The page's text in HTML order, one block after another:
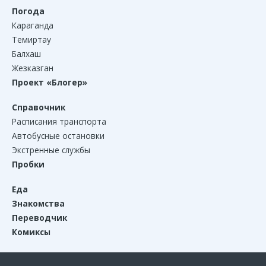
Погода
Караганда
Темиртау
Балхаш
Жезказган
Проект «Блогер»
Справочник
Расписания транспорта
Автобусные остановки
Экстренные службы
Пробки
Еда
Знакомства
Переводчик
Комиксы